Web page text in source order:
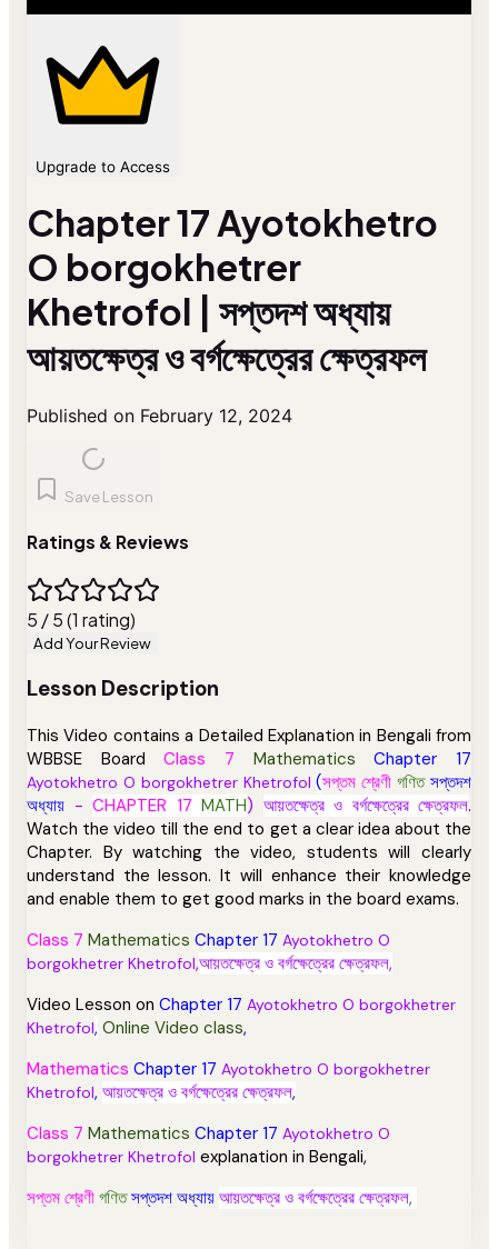
Upgrade to Access
Chapter 17 Ayotokhetro
O borgokhetrer
Khetrofol | সপ্তদশ অধ্যায়
আয়তক্ষেত্র ও বর্গক্ষেত্রের ক্ষেত্রফল
Published on February 12, 2024
Save Lesson
Ratings & Reviews
5 / 5 (1 rating)
Add Your Review
Lesson Description
This Video contains a Detailed Explanation in Bengali from
WBBSE BoardClass 7 MathematicsChapter 17
Ayotokhetro O borgokhetrer Khetrofol (সপ্তম শ্রেণী গণিতসপ্তদশ
অধ্যায় - CHAPTER 17 MATH) আয়তক্ষেত্র ও বর্গক্ষেত্রের ক্ষেত্রফল.
Watch the video till the end to get a clear idea about the
Chapter. By watching the video, students will clearly
understand the lesson. It will enhance their knowledge
and enable them to get good marks in the board exams.
Class 7 Mathematics Chapter 17 Ayotokhetro O
borgokhetrer Khetrofol,আয়তক্ষেত্র ও বর্গক্ষেত্রের ক্ষেত্রফল,
Video Lesson on Chapter 17 Ayotokhetro O borgokhetrer
Khetrofol, Online Video class,
Mathematics Chapter 17 Ayotokhetro O borgokhetrer
Khetrofol, আয়তক্ষেত্র ও বর্গক্ষেত্রের ক্ষেত্রফল,
Class 7 Mathematics Chapter 17 Ayotokhetro O
borgokhetrer Khetrofol explanation in Bengali,
সপ্তম শ্রেণী গণিতসপ্তদশ অধ্যায় আয়তক্ষেত্র ও বর্গক্ষেত্রের ক্ষেত্রফল,